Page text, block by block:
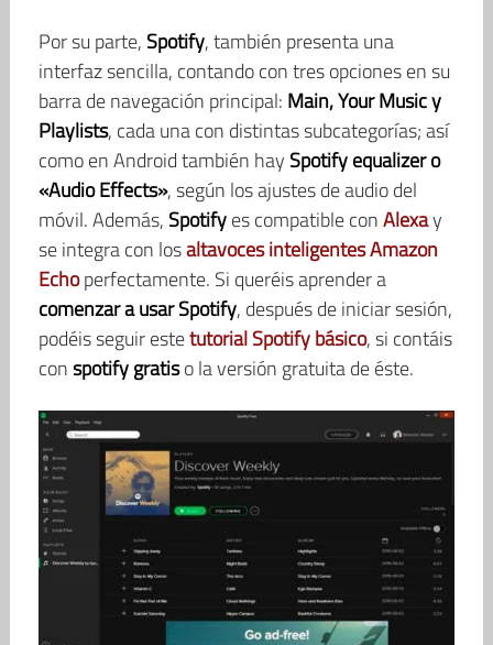
Por su parte, Spotify, también presenta una
interfaz sencilla, contando con tres opciones en su
barra de navegación principal: Main, Your Music y
Playlists, cada una con distintas subcategorías; así
como en Android también hay Spotify equalizer o
«Audio Effects», según los ajustes de audio del
móvil. Además, Spotifyes compatible conAlexay
se integra con losaltavoces inteligentesAmazon
Echoperfectamente. Si queréis aprender a
comenzar a usar Spotify, después de iniciar sesión,
podéis seguir estetutorial Spotify básico, si contáis
conspotify gratiso la versión gratuita de éste.